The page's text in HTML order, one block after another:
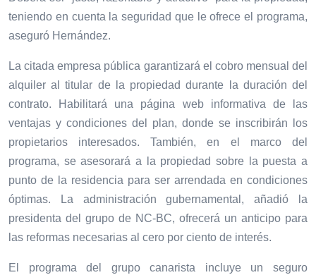
teniendo en cuenta la seguridad que le ofrece el programa,
aseguró Hernández.
La citada empresa pública garantizará el cobro mensual del
alquiler al titular de la propiedad durante la duración del
contrato. Habilitará una página web informativa de las
ventajas y condiciones del plan, donde se inscribirán los
propietarios interesados. También, en el marco del
programa, se asesorará a la propiedad sobre la puesta a
punto de la residencia para ser arrendada en condiciones
óptimas. La administración gubernamental, añadió la
presidenta del grupo de NC-BC, ofrecerá un anticipo para
las reformas necesarias al cero por ciento de interés.
El programa del grupo canarista incluye un seguro